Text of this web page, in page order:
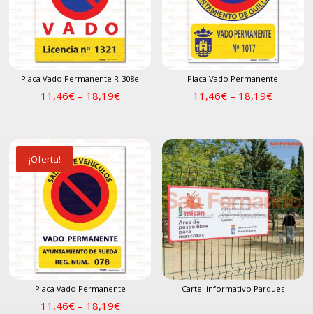
Placa Vado Permanente R-308e
11,46€– 18,19€
Placa Vado Permanente
11,46€ – 18,19€
¡Oferta!
Placa Vado Permanente
11,46€– 18,19€
Cartel informativo Parques